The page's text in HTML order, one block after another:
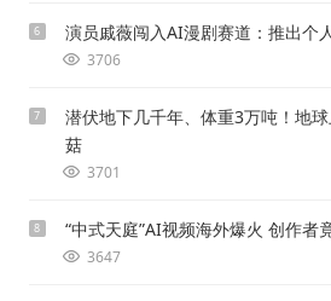
6 演员戚薇闯入AI漫剧赛道：推出个
3706
7
潜伏地下几千年、体重3万吨！地
菇
3701
8 “中式天庭”AI视频海外爆火 创作者
3647